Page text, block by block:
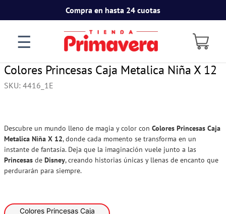
Compra en hasta 24 cuotas
☰
Colores Princesas Caja Metalica Niña X 12
SKU: 4416_1E
Descubre un mundo lleno de magia y color con Colores Princesas Caja
Metalica Niña X 12, donde cada momento se transforma en un
instante de fantasía. Deja que la imaginación vuele junto a las
Princesas de Disney, creando historias únicas y llenas de encanto que
perdurarán para siempre.
Colores Princesas Caja